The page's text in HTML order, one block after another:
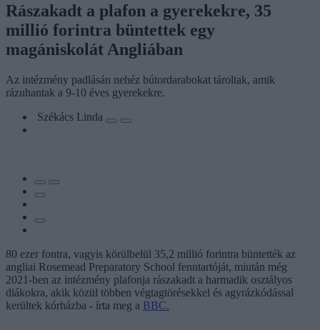
Rászakadt a plafon a gyerekekre, 35
millió forintra büntettek egy
magániskolát Angliában
Az intézmény padlásán nehéz bútordarabokat tároltak, amik
rázuhantak a 9-10 éves gyerekekre.
Székács Linda
80 ezer fontra, vagyis körülbelül 35,2 millió forintra büntették az
angliai Rosemead Preparatory School fenntartóját, miután még
2021-ben az intézmény plafonja rászakadt a harmadik osztályos
diákokra, akik közül többen végtagtörésekkel és agyrázkódással
kerültek kórházba - írta meg a BBC.